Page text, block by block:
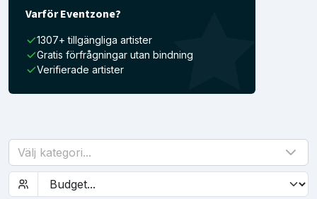
Varför Eventzone?
1307+ tillgängliga artister
Gratis förfrågningar utan bindning
Verifierade artister
Välj kategori...